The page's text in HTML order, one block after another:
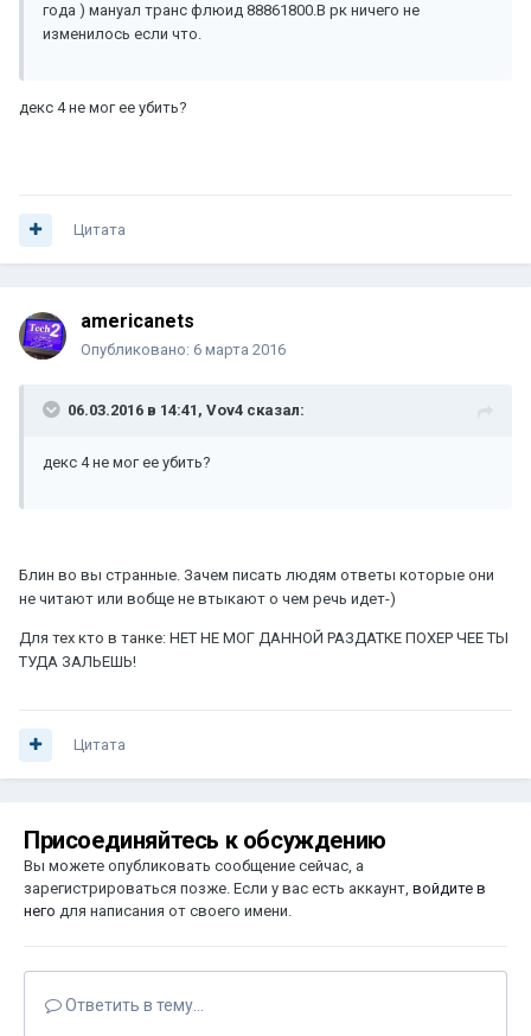
года ) мануал транс флюид 88861800.В рк ничего не
изменилось если что.
декс 4 не мог ее убить?
Цитата
americanets
Опубликовано: 6 марта 2016
06.03.2016 в 14:41, Vov4 сказал:
декс 4 не мог ее убить?
Блин во вы странные. Зачем писать людям ответы которые они
не читают или вобще не втыкают о чем речь идет-)
Для тех кто в танке: НЕТ НЕ МОГ ДАННОЙ РАЗДАТКЕ ПОХЕР ЧЕЕ ТЫ
ТУДА ЗАЛЬЕШЬ!
Цитата
Присоединяйтесь к обсуждению
Вы можете опубликовать сообщение сейчас, а
зарегистрироваться позже. Если у вас есть аккаунт, войдите в
него для написания от своего имени.
Ответить в тему...